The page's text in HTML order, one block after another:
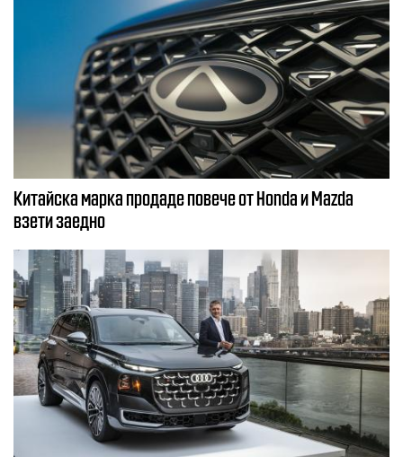
Китайска марка продаде повече от Honda и Mazda
взети заедно